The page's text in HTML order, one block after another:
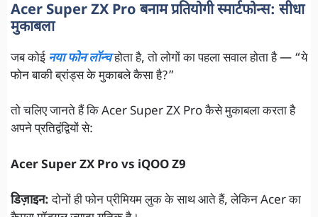
Acer Super ZX Pro बनाम प्रतियोगी स्मार्टफोन्स: सीधा
मुकाबला
जब कोई नया फोन लॉन्चहोता है, तो लोगों का पहला सवाल होता है — “ये
फोन बाकी ब्रांड्स के मुकाबले कैसा है?”
तो चलिए जानते हैं कि Acer Super ZX Pro कैसे मुकाबला करता है
अपने प्रतिद्वंद्वियों से:
Acer Super ZX Pro vs iQOO Z9
डिज़ाइन:दोनों ही फोन प्रीमियम लुक के साथ आते हैं, लेकिन Acer का